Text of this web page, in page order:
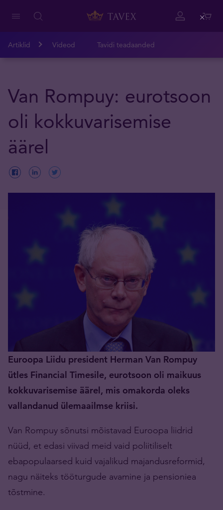
Artiklid Videod Tavidi teadaanded
Van Rompuy: eurotsoon
oli kokkuvarisemise
äärel
Euroopa Liidu president Herman Van Rompuy
ütles Financial Timesile, eurotsoon oli maikuus
kokkuvarisemise äärel, mis omakorda oleks
vallandanud ülemaailmse kriisi.
Van Rompuy sõnutsi mõistavad Euroopa liidrid
nüüd, et edasi viivad meid vaid poliitiliselt
ebapopulaarsed kuid vajalikud majandusreformid,
nagu näiteks tööturgude avamine ja pensioniea
tõstmine.
Close